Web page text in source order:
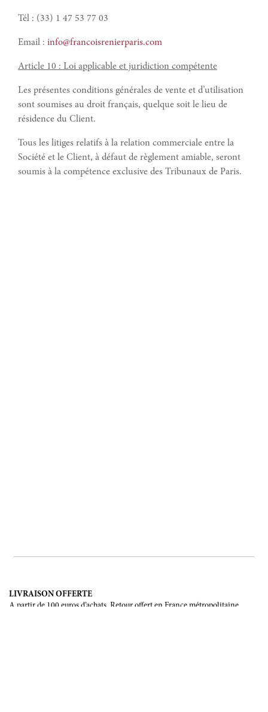
Tél : (33) 1 47 53 77 03
Email : info@francoisrenierparis.com
Article 10 : Loi applicable et juridiction compétente
Les présentes conditions générales de vente et d’utilisation
sont soumises au droit français, quelque soit le lieu de
résidence du Client.
Tous les litiges relatifs à la relation commerciale entre la
Société et le Client, à défaut de règlement amiable, seront
soumis à la compétence exclusive des Tribunaux de Paris.
LIVRAISON OFFERTE
A partir de 100 euros d’achats. Retour offert en France métropolitaine,